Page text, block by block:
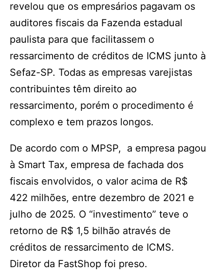
revelou que os empresários pagavam os
auditores fiscais da Fazenda estadual
paulista para que facilitassem o
ressarcimento de créditos de ICMS junto à
Sefaz-SP. Todas as empresas varejistas
contribuintes têm direito ao
ressarcimento, porém o procedimento é
complexo e tem prazos longos.
De acordo com o MPSP, a empresa pagou
à Smart Tax, empresa de fachada dos
fiscais envolvidos, o valor acima de R$
422 milhões, entre dezembro de 2021 e
julho de 2025. O “investimento” teve o
retorno de R$ 1,5 bilhão através de
créditos de ressarcimento de ICMS.
Diretor da FastShop foi preso.